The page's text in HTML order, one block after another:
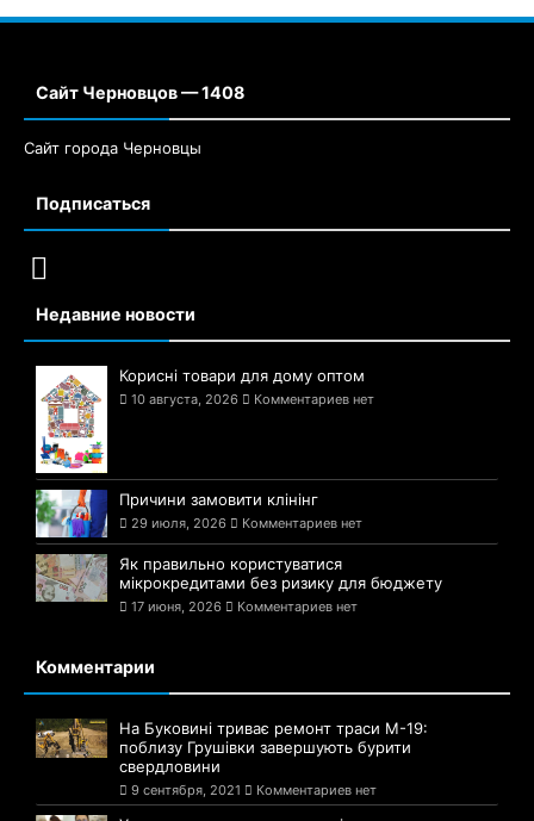
Сайт Черновцов — 1408
Сайт города Черновцы
Подписаться
Недавние новости
Корисні товари для дому оптом
10 августа, 2026 Комментариев нет
Причини замовити клінінг
29 июля, 2026 Комментариев нет
Як правильно користуватися
мікрокредитами без ризику для бюджету
17 июня, 2026 Комментариев нет
Комментарии
На Буковині триває ремонт траси М-19:
поблизу Грушівки завершують бурити
свердловини
9 сентября, 2021 Комментариев нет